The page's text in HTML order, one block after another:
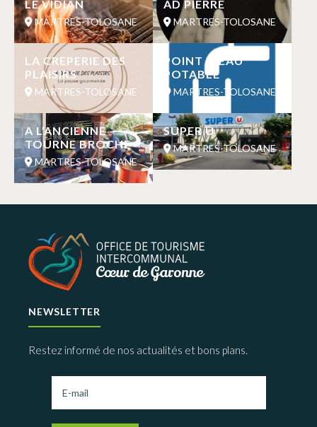
LE VIDIAN
MARTRES-TOLOSANE
AD PIERRE
MARTRES-TOLOSANE
LA CREPERIE DES
PLAISIRS
MARTRES-TOLOSANE
POINT D’EAU
POTABLE
MARTRES-TOLOSANE
A L’ANCIENNE –
TOURNE BROCHE
MARTRES-TOLOSANE
SUPER U
MARTRES-TOLOSANE
NEWSLETTER
Restez informé de nos actualités et bons plans.